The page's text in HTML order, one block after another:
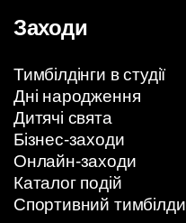
Заходи
Тимбілдінги в студії
Дні народження
Дитячі свята
Бізнес-заходи
Онлайн-заходи
Каталог подій
Спортивний